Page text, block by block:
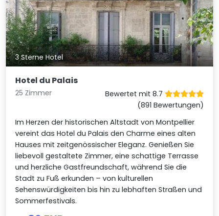
3 Sterne Hotel
Hotel du Palais
25 Zimmer
Bewertet mit 8.7
(891 Bewertungen)
Im Herzen der historischen Altstadt von Montpellier
vereint das Hotel du Palais den Charme eines alten
Hauses mit zeitgenössischer Eleganz. Genießen Sie
liebevoll gestaltete Zimmer, eine schattige Terrasse
und herzliche Gastfreundschaft, während Sie die
Stadt zu Fuß erkunden – von kulturellen
Sehenswürdigkeiten bis hin zu lebhaften Straßen und
Sommerfestivals.